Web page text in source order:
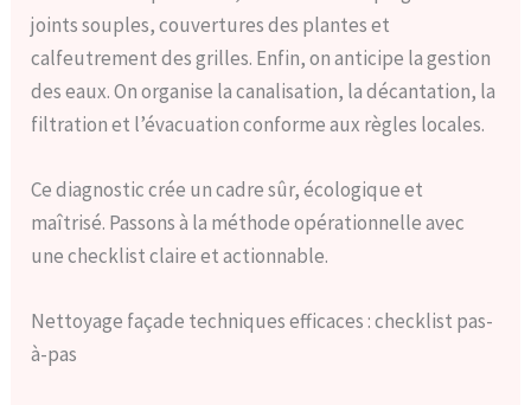
joints souples, couvertures des plantes et
calfeutrement des grilles. Enfin, on anticipe la gestion
des eaux. On organise la canalisation, la décantation, la
filtration et l’évacuation conforme aux règles locales.
Ce diagnostic crée un cadre sûr, écologique et
maîtrisé. Passons à la méthode opérationnelle avec
une checklist claire et actionnable.
Nettoyage façade techniques efficaces : checklist pas-
à-pas